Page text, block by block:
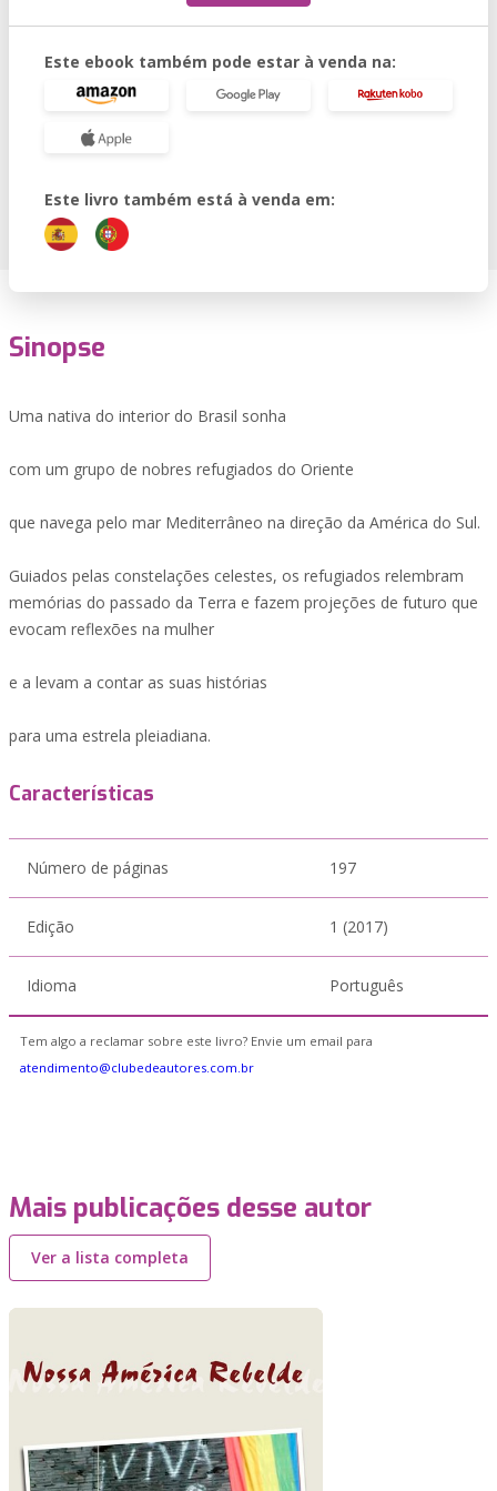
Este ebook também pode estar à venda na:
Este livro também está à venda em:
Sinopse
Uma nativa do interior do Brasil sonha
com um grupo de nobres refugiados do Oriente
que navega pelo mar Mediterrâneo na direção da América do Sul.
Guiados pelas constelações celestes, os refugiados relembram
memórias do passado da Terra e fazem projeções de futuro que
evocam reflexões na mulher
e a levam a contar as suas histórias
para uma estrela pleiadiana.
Características
Número de páginas 197
Edição 1 (2017)
Idioma Português
Tem algo a reclamar sobre este livro? Envie um email para
atendimento@clubedeautores.com.br
Mais publicações desse autor
Ver a lista completa